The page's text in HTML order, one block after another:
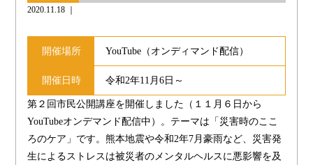
2020.11.18 ｜
開催場所 YouTube（オンディマンド配信）
開催日時 令和2年11月6日～
第２回市民公開講座を開催しました（１１月６日から
YouTubeオンデマンド配信中）。テーマは「災害時のここ
ろのケア」です。熊本地震や令和2年7月豪雨など、災害発
生によるストレスは被災者のメンタルヘルスに悪影響を及